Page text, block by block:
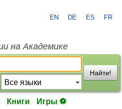
EN DE ES FR
на Академике
Найти!
Книги Игры ⚽